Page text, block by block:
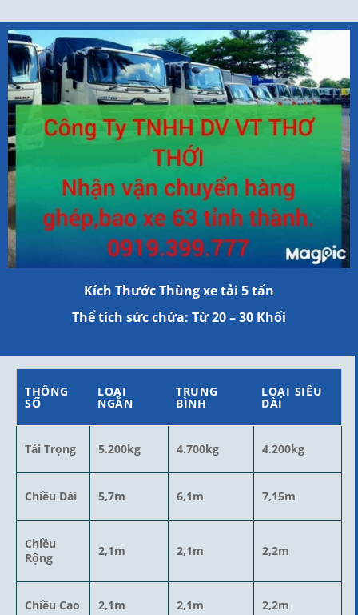
Kích Thước Thùng xe tải 5 tấn
Thể tích sức chứa: Từ 20 – 30 Khối
THÔNG
SỐ
LOẠI
NGẮN
TRUNG
BÌNH
LOẠI SIÊU
DÀI
Tải Trọng 5.200kg 4.700kg 4.200kg
Chiều Dài 5,7m 6,1m 7,15m
Chiều
Rộng
2,1m 2,1m 2,2m
Chiều Cao 2,1m 2,1m 2,2m